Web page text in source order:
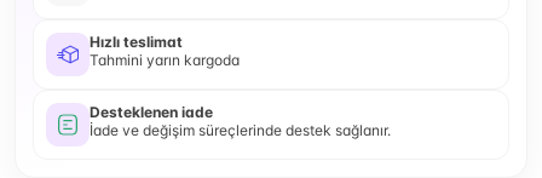
Hızlı teslimat
Tahmini yarın kargoda
Desteklenen iade
İade ve değişim süreçlerinde destek sağlanır.